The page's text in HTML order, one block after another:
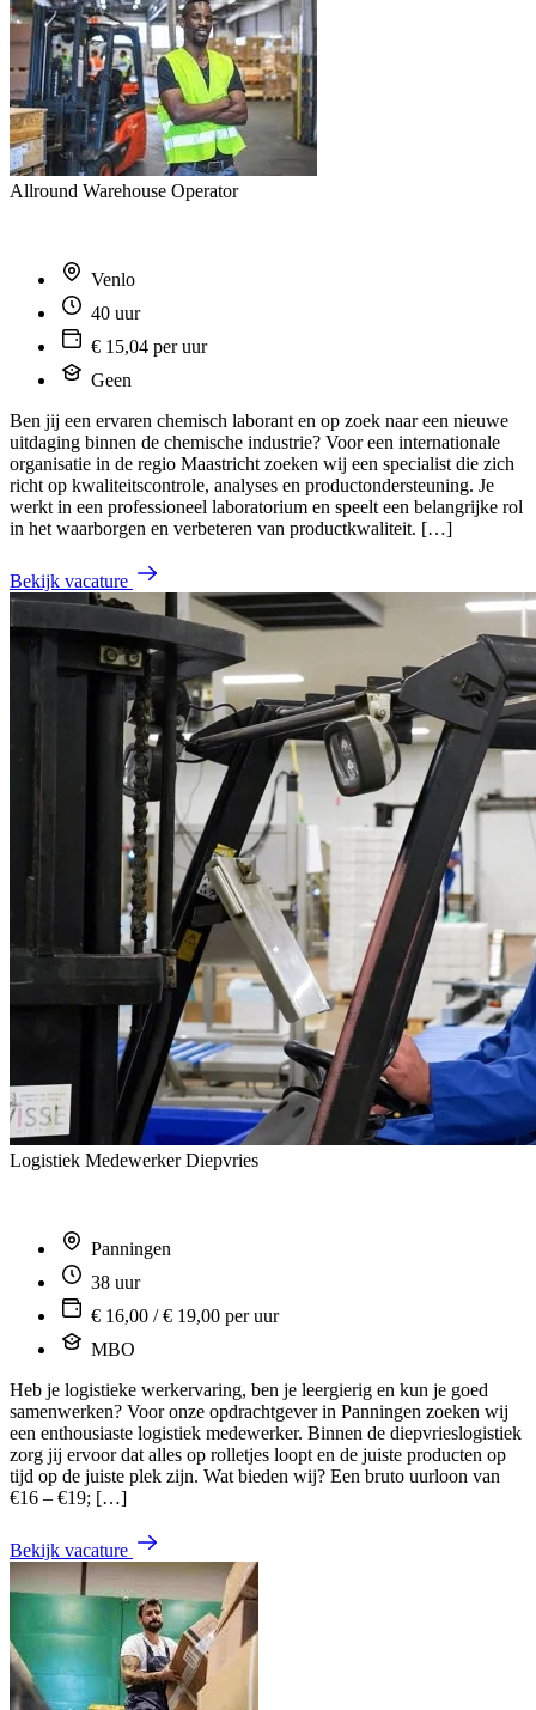
Allround Warehouse Operator
Venlo
40 uur
€ 15,04 per uur
Geen
Ben jij een ervaren chemisch laborant en op zoek naar een nieuwe
uitdaging binnen de chemische industrie? Voor een internationale
organisatie in de regio Maastricht zoeken wij een specialist die zich
richt op kwaliteitscontrole, analyses en productondersteuning. Je
werkt in een professioneel laboratorium en speelt een belangrijke rol
in het waarborgen en verbeteren van productkwaliteit. […]
Bekijk vacature
Logistiek Medewerker Diepvries
Panningen
38 uur
€ 16,00 / € 19,00 per uur
MBO
Heb je logistieke werkervaring, ben je leergierig en kun je goed
samenwerken? Voor onze opdrachtgever in Panningen zoeken wij
een enthousiaste logistiek medewerker. Binnen de diepvrieslogistiek
zorg jij ervoor dat alles op rolletjes loopt en de juiste producten op
tijd op de juiste plek zijn. Wat bieden wij? Een bruto uurloon van
€16 – €19; […]
Bekijk vacature